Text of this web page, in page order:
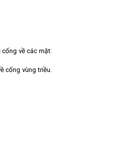
về các mặt:
cống vùng triều.